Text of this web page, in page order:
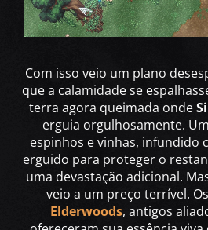
Com isso veio um plano
que a calamidade se
terra agora queimada onde
erguia orgulhosamente.
espinhos e vinhas, infundido
erguido para proteger o
uma devastação adicional.
veio a um preço terrível.
Elderwoods, antigos